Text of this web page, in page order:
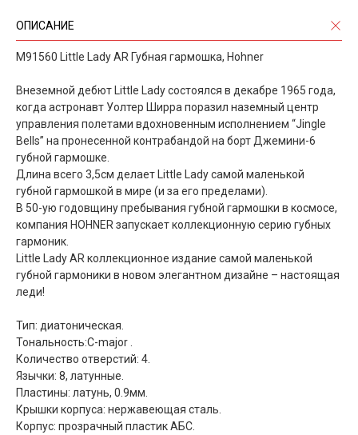
ОПИСАНИЕ
M91560 Little Lady AR Губная гармошка, Hohner
Внеземной дебют Little Lady состоялся в декабре 1965 года,
когда астронавт Уолтер Ширра поразил наземный центр
управления полетами вдохновенным исполнением “Jingle
Bells” на пронесенной контрабандой на борт Джемини-6
губной гармошке.
Длина всего 3,5см делает Little Lady самой маленькой
губной гармошкой в мире (и за его пределами).
В 50-ую годовщину пребывания губной гармошки в космосе,
компания HOHNER запускает коллекционную серию губных
гармоник.
Little Lady AR коллекционное издание самой маленькой
губной гармоники в новом элегантном дизайне – настоящая
леди!
Тип: диатоническая.
Тональность:С-major .
Количество отверстий: 4.
Язычки: 8, латунные.
Пластины: латунь, 0.9мм.
Крышки корпуса: нержавеющая сталь.
Корпус: прозрачный пластик АБС.